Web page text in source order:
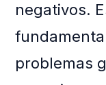
negativos.
problemas